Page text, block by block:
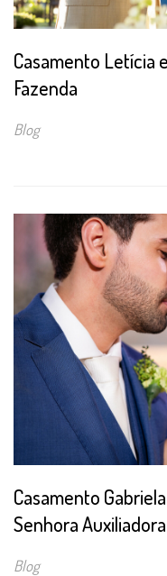
Casamento Letícia
Fazenda
Blog
Casamento
Senhora
Blog